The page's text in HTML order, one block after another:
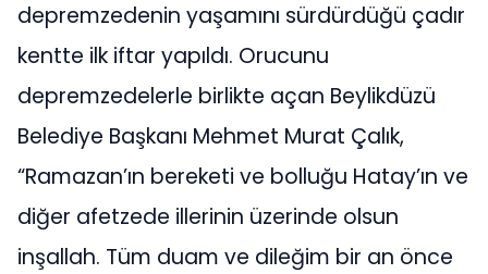
depremzedenin yaşamını sürdürdüğü çadır
kentte ilk iftar yapıldı. Orucunu
depremzedelerle birlikte açan Beylikdüzü
Belediye Başkanı Mehmet Murat Çalık,
“Ramazan’ın bereketi ve bolluğu Hatay’ın ve
diğer afetzede illerinin üzerinde olsun
inşallah. Tüm duam ve dileğim bir an önce